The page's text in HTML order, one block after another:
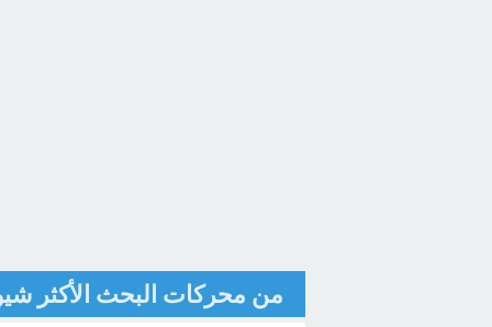
من محركات البحث الأكثر